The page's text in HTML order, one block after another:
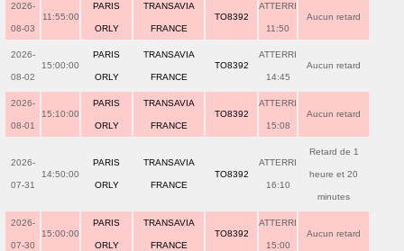
2026-
08-03
11:55:00
PARIS
ORLY
TRANSAVIA
FRANCE
TO8392
ATTERRI
11:50
Aucun retard
2026-
08-02
15:00:00
PARIS
ORLY
TRANSAVIA
FRANCE
TO8392
ATTERRI
14:45
Aucun retard
2026-
08-01
15:10:00
PARIS
ORLY
TRANSAVIA
FRANCE
TO8392
ATTERRI
15:08
Aucun retard
2026-
07-31
14:50:00
PARIS
ORLY
TRANSAVIA
FRANCE
TO8392
ATTERRI
16:10
Retard de 1
heure et 20
minutes
2026-
07-30
15:00:00
PARIS
ORLY
TRANSAVIA
FRANCE
TO8392
ATTERRI
15:00
Aucun retard